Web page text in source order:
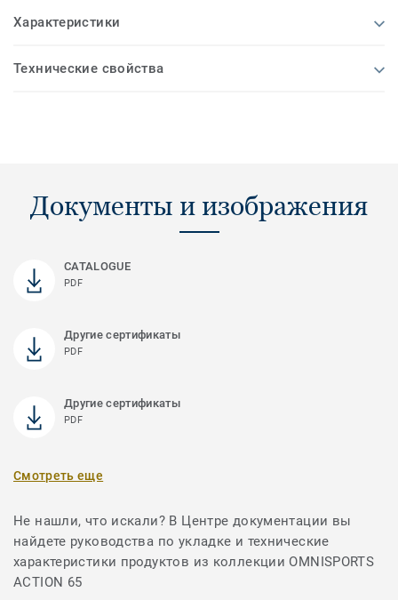
Характеристики
Технические свойства
Документы и изображения
CATALOGUE
PDF
Другие сертификаты
PDF
Другие сертификаты
PDF
Смотреть еще
Не нашли, что искали? В Центре документации вы
найдете руководства по укладке и технические
характеристики продуктов из коллекции OMNISPORTS
ACTION 65